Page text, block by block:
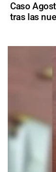
Caso
tras las